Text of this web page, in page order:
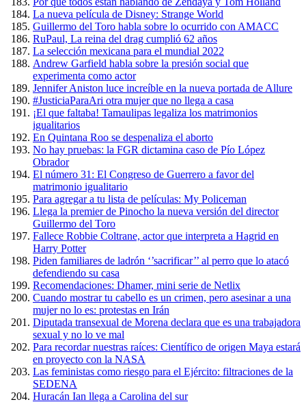
La nueva película de Disney: Strange World
Guillermo del Toro habla sobre lo ocurrido con AMACC
RuPaul, La reina del drag cumplió 62 años
La selección mexicana para el mundial 2022
Andrew Garfield habla sobre la presión social que
experimenta como actor
Jennifer Aniston luce increíble en la nueva portada de Allure
#JusticiaParaAri otra mujer que no llega a casa
¡El que faltaba! Tamaulipas legaliza los matrimonios
igualitarios
En Quintana Roo se despenaliza el aborto
No hay pruebas: la FGR dictamina caso de Pío López
Obrador
El número 31: El Congreso de Guerrero a favor del
matrimonio igualitario
Para agregar a tu lista de películas: My Policeman
Llega la premier de Pinocho la nueva versión del director
Guillermo del Toro
Fallece Robbie Coltrane, actor que interpreta a Hagrid en
Harry Potter
Piden familiares de ladrón ‘’sacrificar’’ al perro que lo atacó
defendiendo su casa
Recomendaciones: Dhamer, mini serie de Netlix
Cuando mostrar tu cabello es un crimen, pero asesinar a una
mujer no lo es: protestas en Irán
Diputada transexual de Morena declara que es una trabajadora
sexual y no lo ve mal
Para recordar nuestras raíces: Científico de origen Maya estará
en proyecto con la NASA
Las feministas como riesgo para el Ejército: filtraciones de la
SEDENA
Huracán Ian llega a Carolina del sur